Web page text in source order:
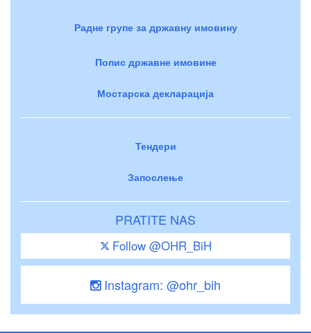
Радне групе за државну имовину
Попис државне имовине
Мостарска декларација
Тендери
Запослење
PRATITE NAS
Follow @OHR_BiH
Instagram: @ohr_bih